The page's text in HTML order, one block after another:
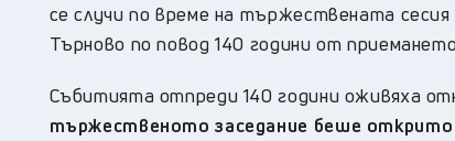
се случи по време на тържествената
Търново по повод 140 години от
Събитията отпреди 140 години оживяха
тържественото заседание беше открито